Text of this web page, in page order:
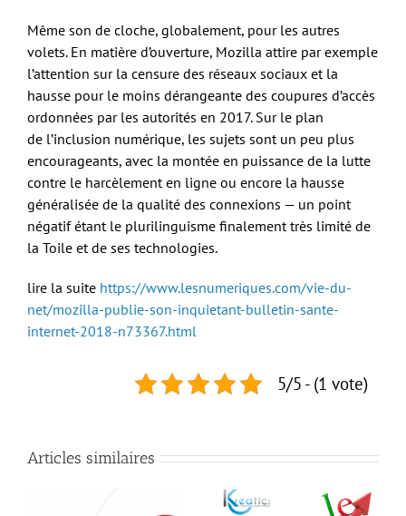
Même son de cloche, globalement, pour les autres
volets. En matière d’ouverture, Mozilla attire par exemple
l’attention sur la censure des réseaux sociaux et la
hausse pour le moins dérangeante des coupures d’accès
ordonnées par les autorités en 2017. Sur le plan
de l’inclusion numérique, les sujets sont un peu plus
encourageants, avec la montée en puissance de la lutte
contre le harcèlement en ligne ou encore la hausse
généralisée de la qualité des connexions — un point
négatif étant le plurilinguisme finalement très limité de
la Toile et de ses technologies.
lire la suite https://www.lesnumeriques.com/vie-du-
net/mozilla-publie-son-inquietant-bulletin-sante-
internet-2018-n73367.html
5/5 - (1 vote)
Articles similaires